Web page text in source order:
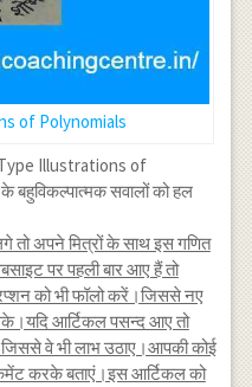
of Polynomials
Type Illustrations of
सवालों को हल
तो अपने मित्रों के साथ इस गणित
पर पहली बार आए हैं तो
को भी फॉलो करें।जिससे नए
आर्टिकल पसन्द आए तो
वे भी लाभ उठाए।आपकी कोई
कमेंट करके बताएं।इस आर्टिकल को